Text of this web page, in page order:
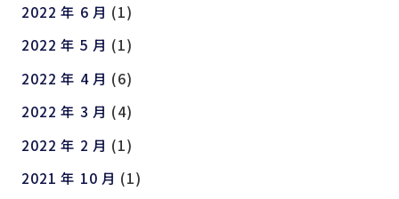
2022 年 6 月 (1)
2022 年 5 月 (1)
2022 年 4 月 (6)
2022 年 3 月 (4)
2022 年 2 月 (1)
2021 年 10 月 (1)